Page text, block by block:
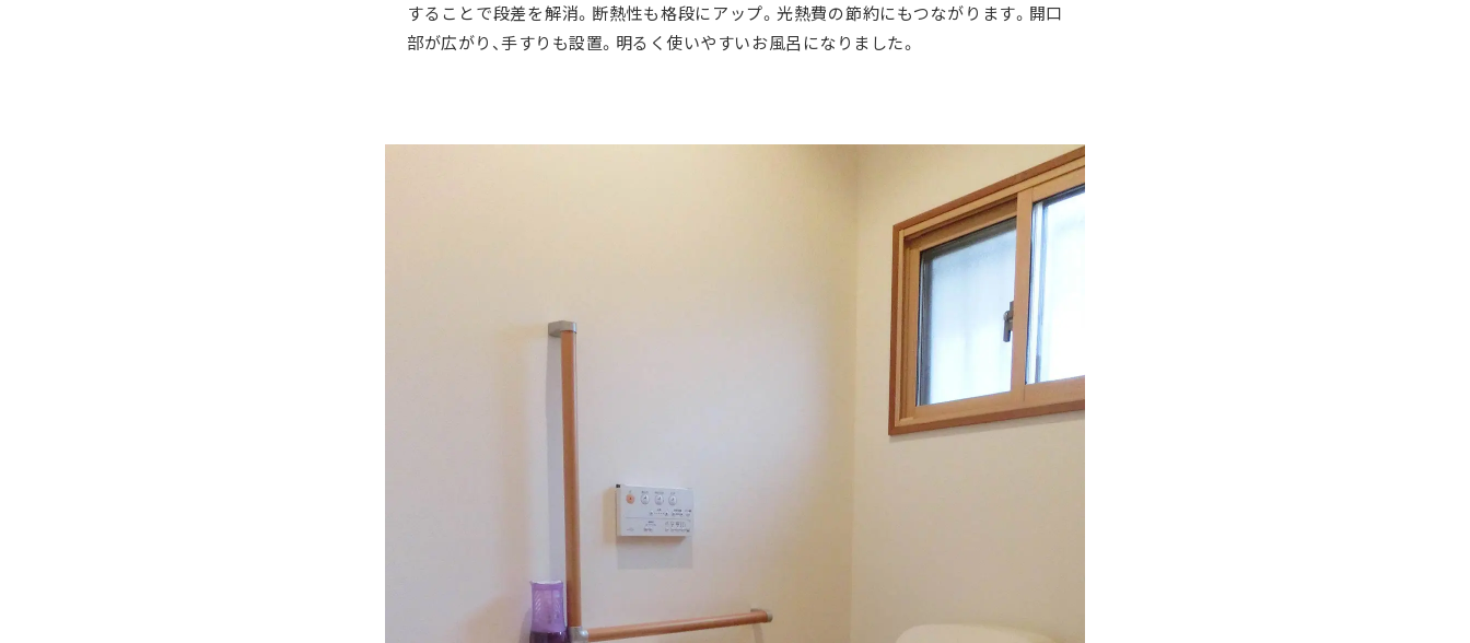
することで段差を解消。断熱性も格段にアップ。光熱費の節約にもつながります。開口
部が広がり、手すりも設置。明るく使いやすいお風呂になりました。